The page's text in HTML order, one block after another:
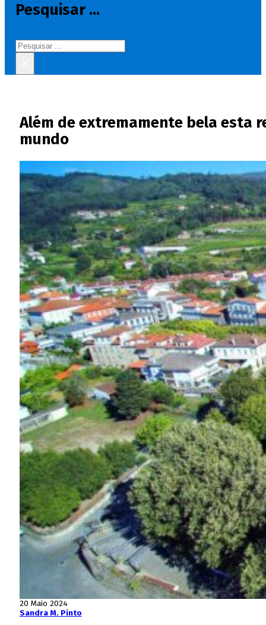
Pesquisar ...
Pesquisar
Além de extremamente bela esta
mundo
20 Maio 2024
Sandra M. Pinto